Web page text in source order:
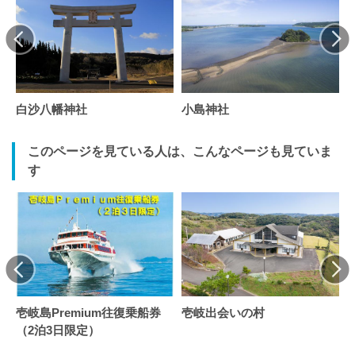
白沙八幡神社 小島神社
このページを見ている人は、こんなページも見ていま
す
壱岐島Premium往復乗船券
（2泊3日限定）
壱岐出会いの村